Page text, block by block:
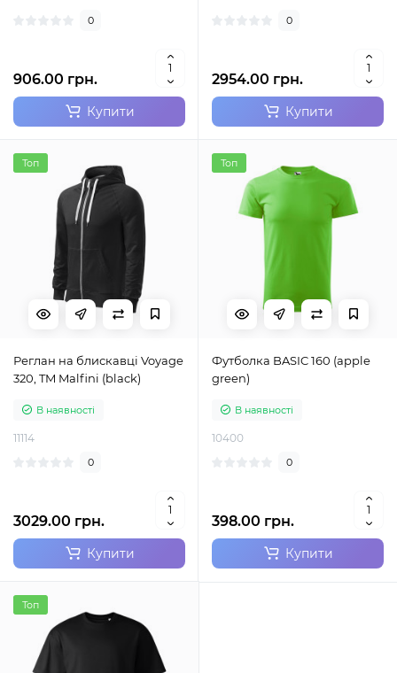
0
906.00 грн.
Купити
0
2954.00 грн.
Купити
Топ
Реглан на блискавці Voyage
320, TM Malfini (black)
В наявності
11114
0
3029.00 грн.
Купити
Топ
Футболка BASIC 160 (apple
green)
В наявності
10400
0
398.00 грн.
Купити
Топ